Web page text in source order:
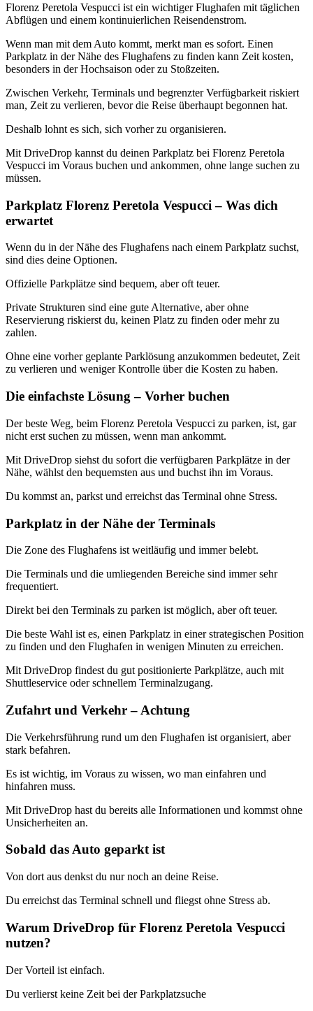
Florenz Peretola Vespucci ist ein wichtiger Flughafen mit täglichen
Abflügen und einem kontinuierlichen Reisendenstrom.
Wenn man mit dem Auto kommt, merkt man es sofort. Einen
Parkplatz in der Nähe des Flughafens zu finden kann Zeit kosten,
besonders in der Hochsaison oder zu Stoßzeiten.
Zwischen Verkehr, Terminals und begrenzter Verfügbarkeit riskiert
man, Zeit zu verlieren, bevor die Reise überhaupt begonnen hat.
Deshalb lohnt es sich, sich vorher zu organisieren.
Mit DriveDrop kannst du deinen Parkplatz bei Florenz Peretola
Vespucci im Voraus buchen und ankommen, ohne lange suchen zu
müssen.
Parkplatz Florenz Peretola Vespucci – Was dich
erwartet
Wenn du in der Nähe des Flughafens nach einem Parkplatz suchst,
sind dies deine Optionen.
Offizielle Parkplätze sind bequem, aber oft teuer.
Private Strukturen sind eine gute Alternative, aber ohne
Reservierung riskierst du, keinen Platz zu finden oder mehr zu
zahlen.
Ohne eine vorher geplante Parklösung anzukommen bedeutet, Zeit
zu verlieren und weniger Kontrolle über die Kosten zu haben.
Die einfachste Lösung – Vorher buchen
Der beste Weg, beim Florenz Peretola Vespucci zu parken, ist, gar
nicht erst suchen zu müssen, wenn man ankommt.
Mit DriveDrop siehst du sofort die verfügbaren Parkplätze in der
Nähe, wählst den bequemsten aus und buchst ihn im Voraus.
Du kommst an, parkst und erreichst das Terminal ohne Stress.
Parkplatz in der Nähe der Terminals
Die Zone des Flughafens ist weitläufig und immer belebt.
Die Terminals und die umliegenden Bereiche sind immer sehr
frequentiert.
Direkt bei den Terminals zu parken ist möglich, aber oft teuer.
Die beste Wahl ist es, einen Parkplatz in einer strategischen Position
zu finden und den Flughafen in wenigen Minuten zu erreichen.
Mit DriveDrop findest du gut positionierte Parkplätze, auch mit
Shuttleservice oder schnellem Terminalzugang.
Zufahrt und Verkehr – Achtung
Die Verkehrsführung rund um den Flughafen ist organisiert, aber
stark befahren.
Es ist wichtig, im Voraus zu wissen, wo man einfahren und
hinfahren muss.
Mit DriveDrop hast du bereits alle Informationen und kommst ohne
Unsicherheiten an.
Sobald das Auto geparkt ist
Von dort aus denkst du nur noch an deine Reise.
Du erreichst das Terminal schnell und fliegst ohne Stress ab.
Warum DriveDrop für Florenz Peretola Vespucci
nutzen?
Der Vorteil ist einfach.
Du verlierst keine Zeit bei der Parkplatzsuche